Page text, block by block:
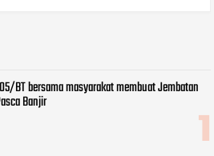
BT bersama masyarakat membuat Jembatan
Banjir